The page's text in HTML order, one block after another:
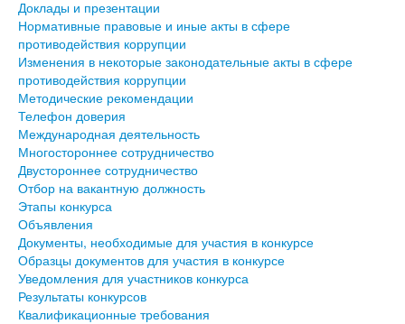
Доклады и презентации
Нормативные правовые и иные акты в сфере
противодействия коррупции
Изменения в некоторые законодательные акты в сфере
противодействия коррупции
Методические рекомендации
Телефон доверия
Международная деятельность
Многостороннее сотрудничество
Двустороннее сотрудничество
Отбор на вакантную должность
Этапы конкурса
Объявления
Документы, необходимые для участия в конкурсе
Образцы документов для участия в конкурсе
Уведомления для участников конкурса
Результаты конкурсов
Квалификационные требования